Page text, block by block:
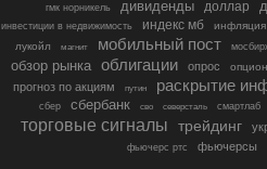
гмк норникель
дивиденды доллар
инвестиции в недвижимость индекс мб
инфляция
лукойл
магнит мобильный пост
обзор рынка облигации опрос
прогноз по акциям путин раскрытие
сбер сбербанк сво северсталь смартлаб
торговые сигналы трейдинг
фьючерс ртс фьючерсы